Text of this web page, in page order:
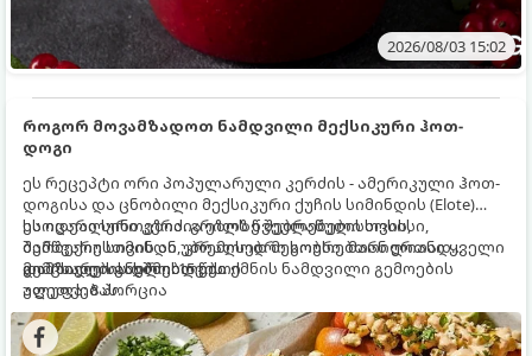
2026/08/03 15:02
როგორ მოვამზადოთ ნამდვილი მექსიკური ჰოთ-
დოგი
ეს რეცეპტი ორი პოპულარული კერძის - ამერიკული ჰოთ-
დოგისა და ცნობილი მექსიკური ქუჩის სიმინდის (Elote)
საოცარი სინთეზია. გრილზე შებრაწული სოსისი,
შემწვარი სიმინდი, კრემისებრი სოუსი, მარილიანი ყველი
და ცხარე სანელებლები ქმნის ნამდვილი გემოების
აფეთქებას.
ეს იდეალური კერძია ეზოს წვეულებებისთვის,
ბარბექიუსთვის ან უბრალოდ მეგობრებთან ერთად
გემრიელი ვახშმისთვის.
მომზადების დრო: 15 წუთი
ულუფა: 8 პორცია